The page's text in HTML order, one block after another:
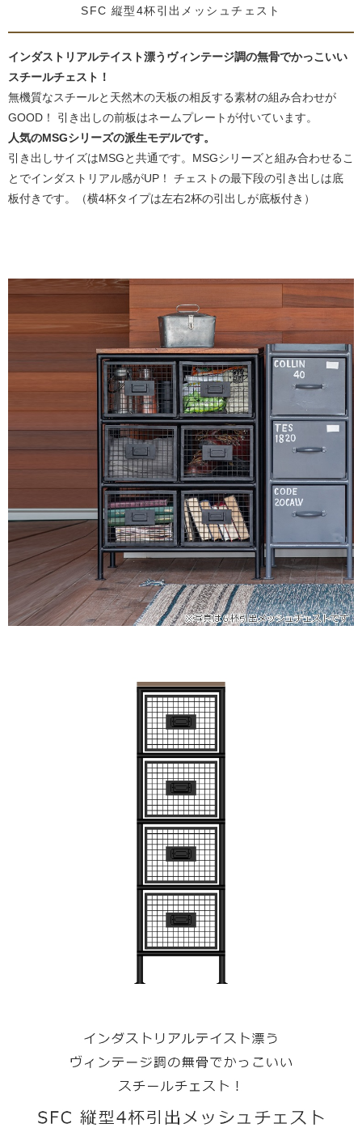
SFC 縦型4杯引出メッシュチェスト
インダストリアルテイスト漂うヴィンテージ調の無骨でかっこいい
スチールチェスト！
無機質なスチールと天然木の天板の相反する素材の組み合わせが
GOOD！ 引き出しの前板はネームプレートが付いています。
人気のMSGシリーズの派生モデルです。
引き出しサイズはMSGと共通です。MSGシリーズと組み合わせるこ
とでインダストリアル感がUP！ チェストの最下段の引き出しは底
板付きです。（横4杯タイプは左右2杯の引出しが底板付き）